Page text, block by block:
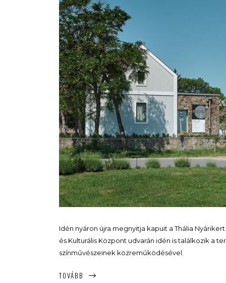
Idén nyáron újra megnyitja kapuit a Thália
és Kulturális Központ udvarán idén is találkozik a
színművészeinek közreműködésével.
TOVÁBB